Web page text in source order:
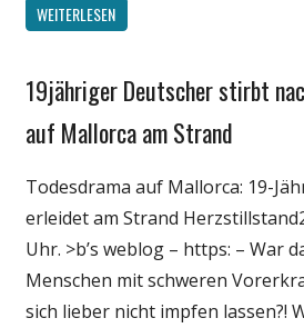
WEITERLESEN
Gesellschaft
Medien
Wirtschaft
Wissenschaft
19jähriger Deutscher stirbt
auf Mallorca am Strand
Todesdrama auf Mallorca: 19-
erleidet am Strand
Uhr. >b’s weblog – https: – War
Menschen mit schweren
sich lieber nicht impfen lassen?!